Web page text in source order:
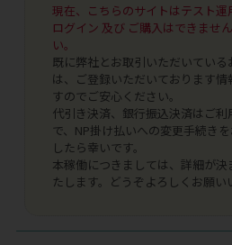
現在、こちらのサイトはテスト運
ログイン 及び ご購入はできませ
い。
既に弊社とお取引いただいている
は、ご登録いただいております情
すのでご安心ください。
代引き決済、銀行振込決済はご
で、NP掛け払いへの変更手続き
したら幸いです。
本稼働につきましては、詳細が
たします。どうぞよろしくお願い